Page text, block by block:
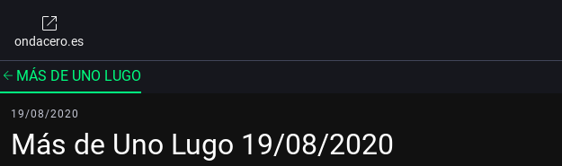
ondacero.es
MÁS DE UNO LUGO
19/08/2020
Más de Uno Lugo 19/08/2020